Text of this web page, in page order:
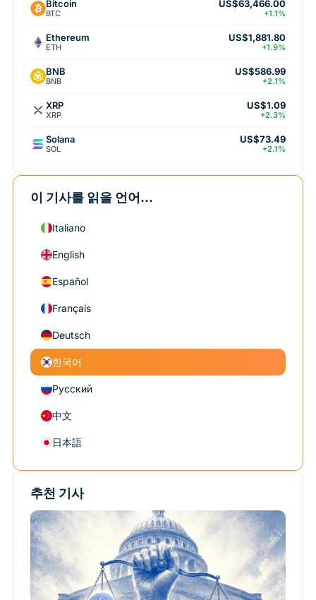
Bitcoin
BTC
US$63,466.00
+1.1%
Ethereum
ETH
US$1,881.80
+1.9%
BNB
BNB
US$586.99
+2.1%
XRP
XRP
US$1.09
+2.3%
Solana
SOL
US$73.49
+2.1%
이 기사를 읽을 언어...
Italiano
English
Español
Français
Deutsch
한국어
Русский
中文
日本語
추천 기사